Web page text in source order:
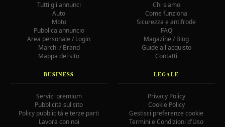
Tutti gli annunci
Auto
Moto
Pubblica annuncio
Area personale / Login
Marchi / Brand
Mappa del sito
Chi siamo
Come funziona
Sicurezza e antifrode
FAQ
Magazine / Blog
Guide all'acquisto
Contatti
BUSINESS
Servizi premium
Pubblicità sul sito
Policy pubblicità e terze parti
Lavora con noi
LEGALE
Privacy Policy
Cookie Policy
Gestisci preferenze cookie
Termini e Condizioni d'Uso